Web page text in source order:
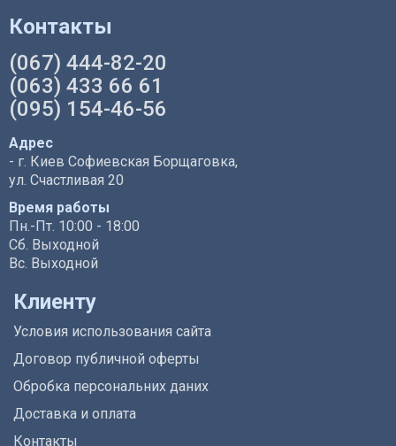
Контакты
(067) 444-82-20
(063) 433 66 61
(095) 154-46-56
Адрес
- г. Киев Софиевская Борщаговка,
ул. Счастливая 20
Время работы
Пн.-Пт. 10:00 - 18:00
Сб. Выходной
Вс. Выходной
Клиенту
Условия использования сайта
Договор публичной оферты
Обробка персональних даних
Доставка и оплата
Контакты